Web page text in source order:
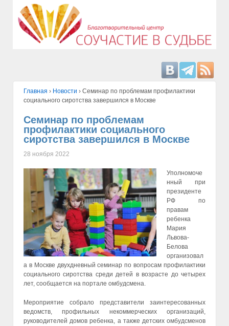
Главная › Hовости › Семинар по проблемам профилактики
социального сиротства завершился в Москве
Семинар по проблемам
профилактики социального
сиротства завершился в Москве
28 ноября 2022
Уполномоче
нный при
президенте
РФ по
правам
ребенка
Мария
Львова-
Белова
организовал
а в Москве двухдневный семинар по вопросам профилактики
социального сиротства среди детей в возрасте до четырех
лет, сообщается на портале омбудсмена.
Мероприятие собрало представители заинтересованных
ведомств, профильных некоммерческих организаций,
руководителей домов ребенка, а также детских омбудсменов